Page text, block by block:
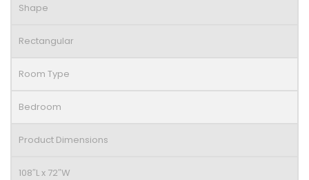
Shape
Rectangular
Room Type
Bedroom
Product Dimensions
108″L x 72″W